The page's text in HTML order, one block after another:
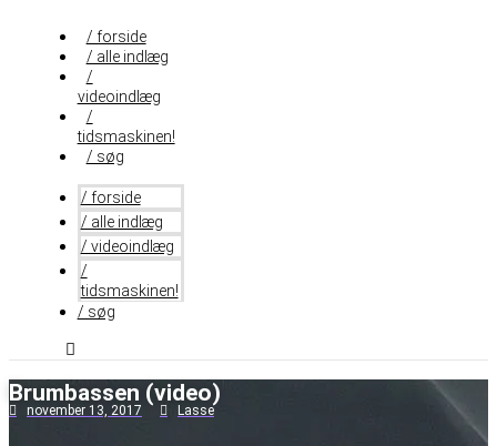
indhold
/ forside
/ alle indlæg
/
videoindlæg
/
tidsmaskinen!
/ søg
/ forside
/ alle indlæg
/ videoindlæg
/
tidsmaskinen!
/ søg
Brumbassen (video)
november 13, 2017 Lasse